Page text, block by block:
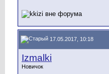
17.05.2017, 10:18
Izmalki
Новичок